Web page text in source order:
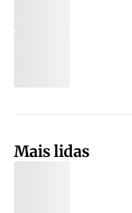
Mais lidas